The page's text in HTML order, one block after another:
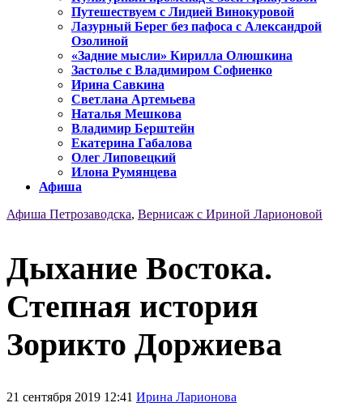
Путешествуем с Лидией Винокуровой
Лазурный Берег без пафоса с Александрой
Озолиной
«Задние мысли» Кирилла Олюшкина
Застолье с Владимиром Софиенко
Ирина Савкина
Светлана Артемьева
Наталья Мешкова
Владимир Берштейн
Екатерина Габалова
Олег Липовецкий
Илона Румянцева
Афиша
Афиша Петрозаводска, Вернисаж с Ириной Ларионовой
Дыхание Востока.
Степная история
Зорикто Доржиева
21 сентября 2019 12:41 Ирина Ларионова